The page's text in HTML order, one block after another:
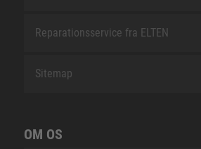
Reparationsservice fra ELTEN
Sitemap
OM OS